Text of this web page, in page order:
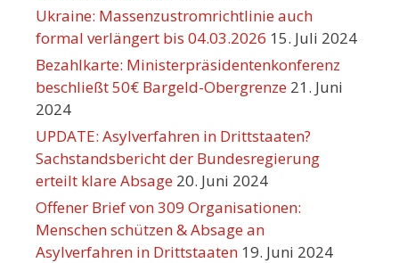
Ukraine: Massenzustromrichtlinie auch
formal verlängert bis 04.03.2026 15. Juli 2024
Bezahlkarte: Ministerpräsidentenkonferenz
beschließt 50€ Bargeld-Obergrenze 21. Juni
2024
UPDATE: Asylverfahren in Drittstaaten?
Sachstandsbericht der Bundesregierung
erteilt klare Absage 20. Juni 2024
Offener Brief von 309 Organisationen:
Menschen schützen & Absage an
Asylverfahren in Drittstaaten 19. Juni 2024